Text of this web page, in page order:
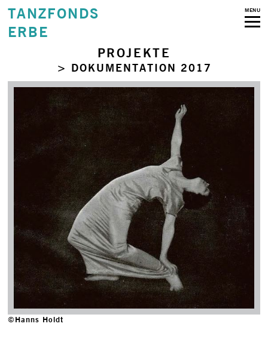
TANZFONDS
ERBE
MENU
PROJEKTE
> DOKUMENTATION 2017
©Hanns Holdt